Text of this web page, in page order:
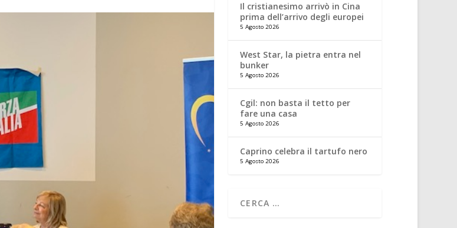
Il cristianesimo arrivò in Cina
prima dell’arrivo degli europei
5 Agosto 2026
West Star, la pietra entra nel
bunker
5 Agosto 2026
Cgil: non basta il tetto per
fare una casa
5 Agosto 2026
Caprino celebra il tartufo nero
5 Agosto 2026